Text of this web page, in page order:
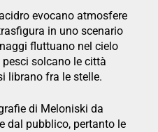
evocano atmosfere
in uno scenario
fluttuano nel cielo
solcano le città
librano fra le stelle.
di Meloniski da
dal pubblico, pertanto le